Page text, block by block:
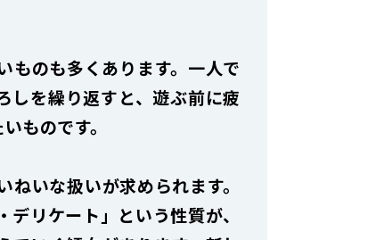
ものも多くあります。一人で
しを繰り返すと、遊ぶ前に疲
ものです。
いな扱いが求められます。
リケート」という性質が、